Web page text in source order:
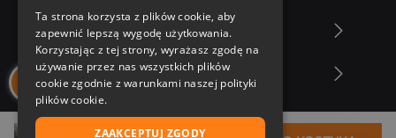
Nasza oferta
Nasi autorzy
Ta strona korzysta z plików cookie, aby
zapewnić lepszą wygodę użytkowania.
Korzystając z tej strony, wyrażasz zgodę na
używanie przez nas wszystkich plików
cookie zgodnie z warunkami naszej polityki
plików cookie.
ZAAKCEPTUJ ZGODY